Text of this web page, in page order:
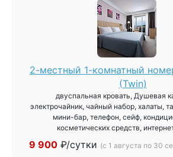
2-местный 1-комнатный
(Twin)
двуспальная кровать, Душевая
электрочайник, чайный набор, халаты,
мини-бар, телефон, сейф,
косметических средств,
9 900 ₽/сутки (с 1 августа по 30